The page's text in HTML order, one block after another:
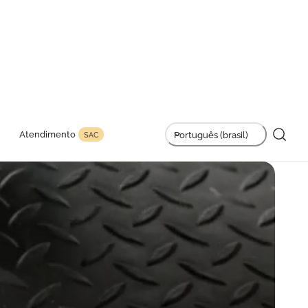
Atendimento SAC
L
i
n
g
u
a
g
Português (brasil)